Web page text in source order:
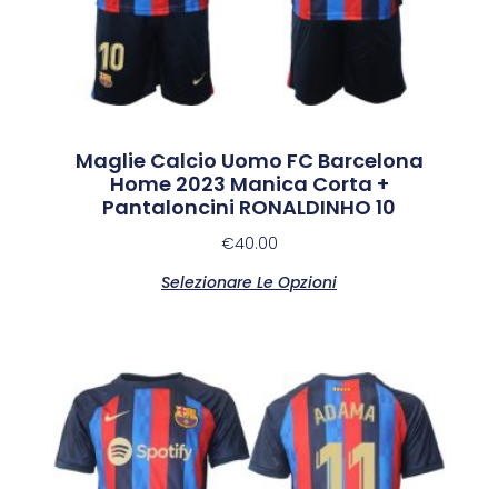
Maglie Calcio Uomo FC Barcelona
Home 2023 Manica Corta +
Pantaloncini RONALDINHO 10
€40.00
Selezionare Le Opzioni